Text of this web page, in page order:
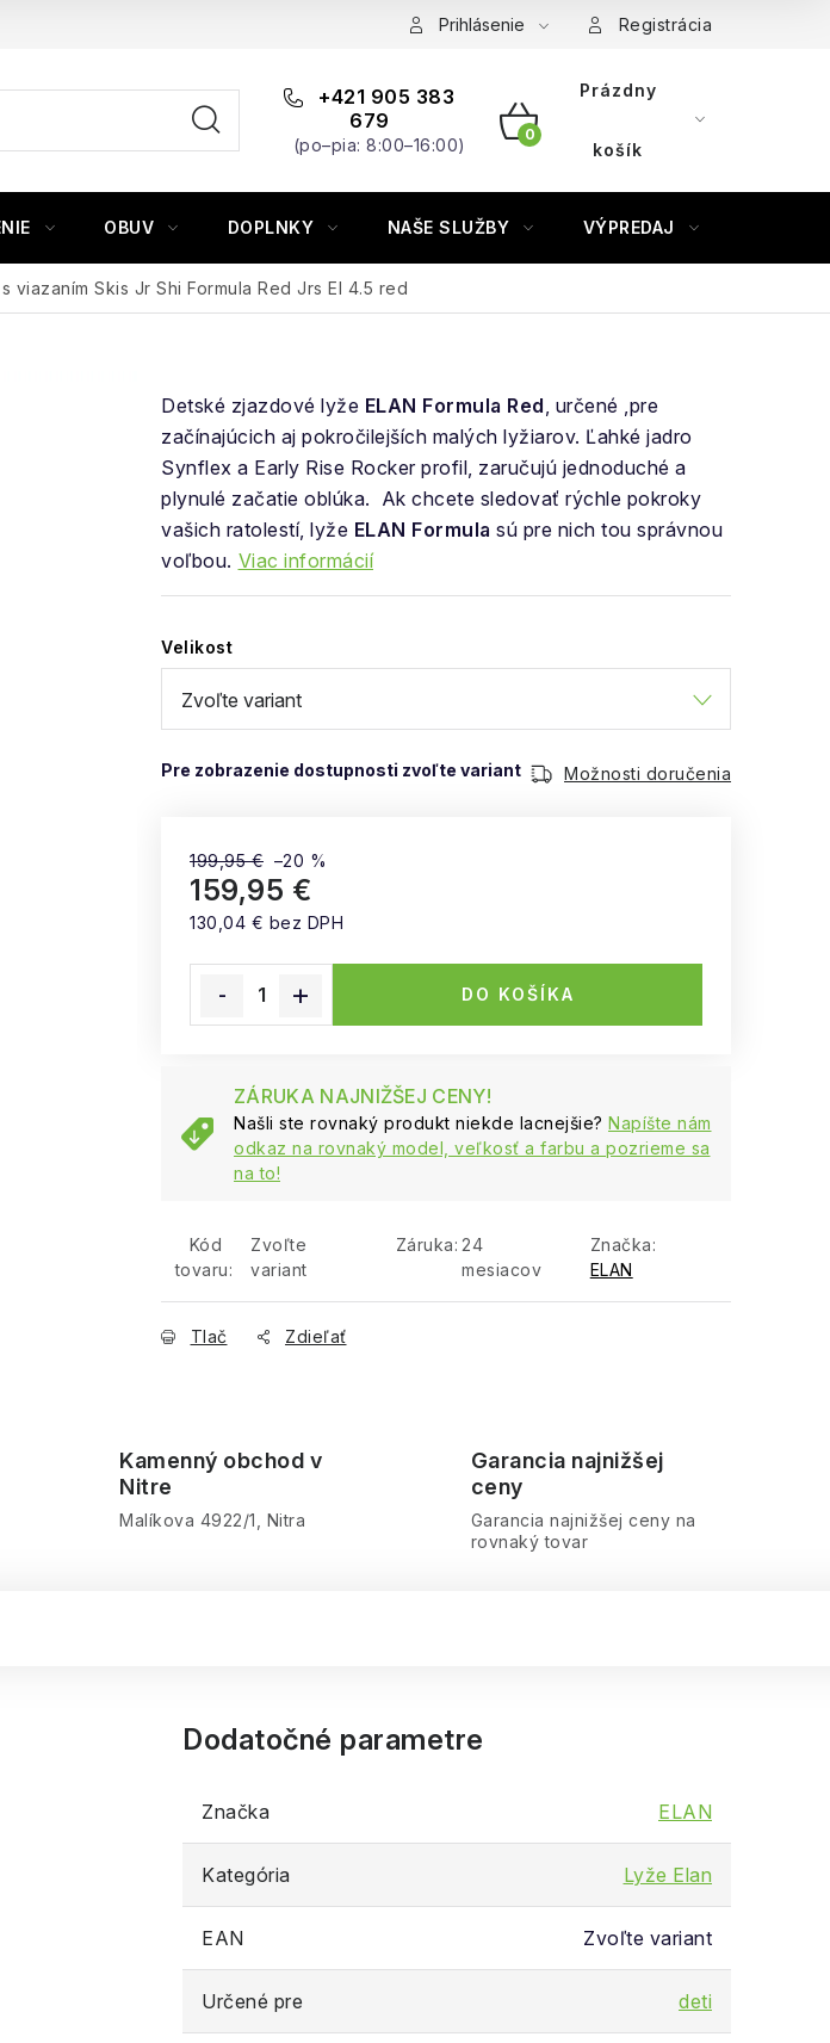
Prihlásenie Registrácia
+421 905 383
679
(po–pia: 8:00–16:00) NÁKUPNÝ
Prázdny
košík
OBUV DOPLNKY NAŠE SLUŽBY VÝPREDAJ
viazaním Skis Jr Shi Formula Red Jrs El 4.5 red
Detské zjazdové lyže ELAN Formula Red, určené ,pre
začínajúcich aj pokročilejších malých lyžiarov. Ľahké jadro
Synflex a Early Rise Rocker profil, zaručujú jednoduché a
plynulé začatie oblúka. Ak chcete sledovať rýchle pokroky
vašich ratolestí, lyže ELAN Formula sú pre nich tou správnou
voľbou. Viac informácií
Velikost
Možnosti doručenia
199,95 € –20 %
159,95 €
130,04 € bez DPH
DO KOŠÍKA
ZÁRUKA NAJNIŽŠEJ CENY!
Našli ste rovnaký produkt niekde lacnejšie? Napíšte nám
odkaz na rovnaký model, veľkosť a farbu a pozrieme sa
na to!
Kód
tovaru:
Zvoľte
variant
Záruka: 24
mesiacov
Značka:
ELAN
Tlač Zdieľať
Kamenný obchod v
Nitre
Malíkova 4922/1, Nitra
Garancia najnižšej
ceny
Garancia najnižšej ceny na
rovnaký tovar
Dodatočné parametre
Značka ELAN
Kategória Lyže Elan
EAN Zvoľte variant
Určené pre deti